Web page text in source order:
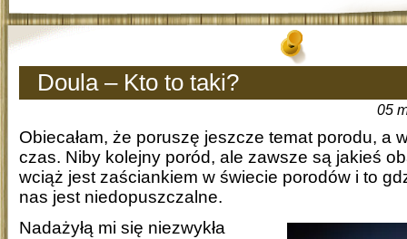
Doula – Kto to taki?
05
Obiecałam, że poruszę jeszcze temat porodu, a
czas. Niby kolejny poród, ale zawsze są jakieś
wciąż jest zaściankiem w świecie porodów i to
nas jest niedopuszczalne.
Nadażyłą mi się niezwykła